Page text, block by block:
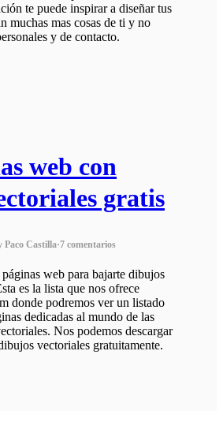
te puede inspirar a diseñar tus
muchas mas cosas de ti y no
y de contacto.
web con
gratis
Paco Castilla·7 comentarios
web para bajarte dibujos
es la lista que nos ofrece
donde podremos ver un listado
dedicadas al mundo de las
Nos podemos descargar
vectoriales gratuitamente.